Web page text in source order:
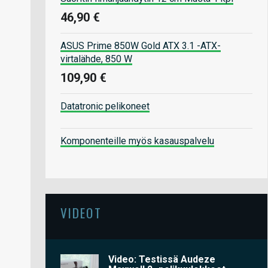
46,90 €
ASUS Prime 850W Gold ATX 3.1 -ATX-
virtalähde, 850 W
109,90 €
Datatronic pelikoneet
Komponenteille myös kasauspalvelu
VIDEOT
Video: Testissä Audeze